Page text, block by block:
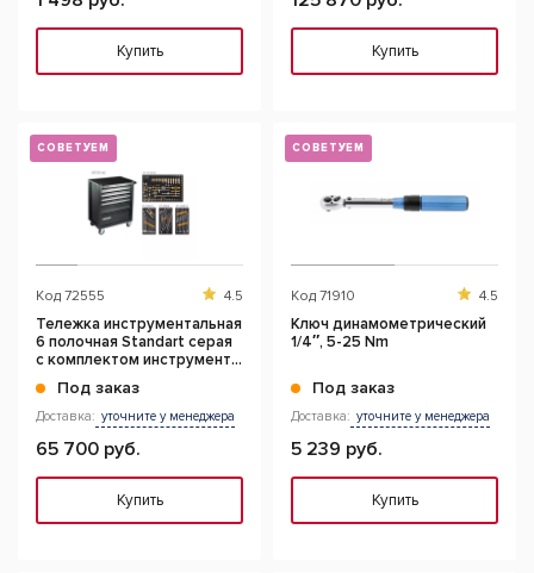
Купить Купить
СОВЕТУЕМ
Код 72555 4.5
Тележка инструментальная
6 полочная Standart серая
с комплектом инструмента,
Под заказ
Доставка: уточните у менеджера
65 700 руб.
Купить
СОВЕТУЕМ
Код 71910 4.5
Ключ динамометрический
1/4″, 5-25 Nm
Под заказ
Доставка: уточните у менеджера
5 239 руб.
Купить